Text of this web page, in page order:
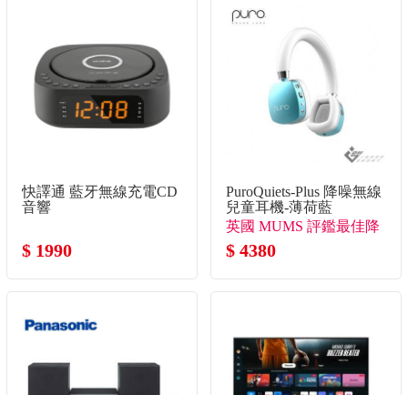
快譯通 藍牙無線充電CD
音響
$ 1990
PuroQuiets-Plus 降噪無線
兒童耳機-薄荷藍
英國 MUMS 評鑑最佳降
噪兒童耳機
$ 4380